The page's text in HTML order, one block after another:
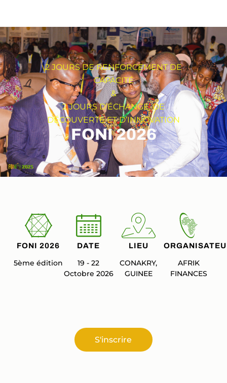
2 JOURS DE RENFORCEMENT DE
CAPACITÉ
&
2 JOURS D’ÉCHANGE, DE
DÉCOUVERTE ET D’INNOVATION
FONI 2026
FONI 2026
5ème édition
DATE
19 - 22
Octobre 2026
LIEU
CONAKRY,
GUINEE
AFRIK
FINANCES
S'inscrire